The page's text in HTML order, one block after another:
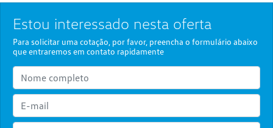
Estou interessado nesta oferta
Para solicitar uma cotação, por favor, preencha o formulário abaixo
que entraremos em contato rapidamente